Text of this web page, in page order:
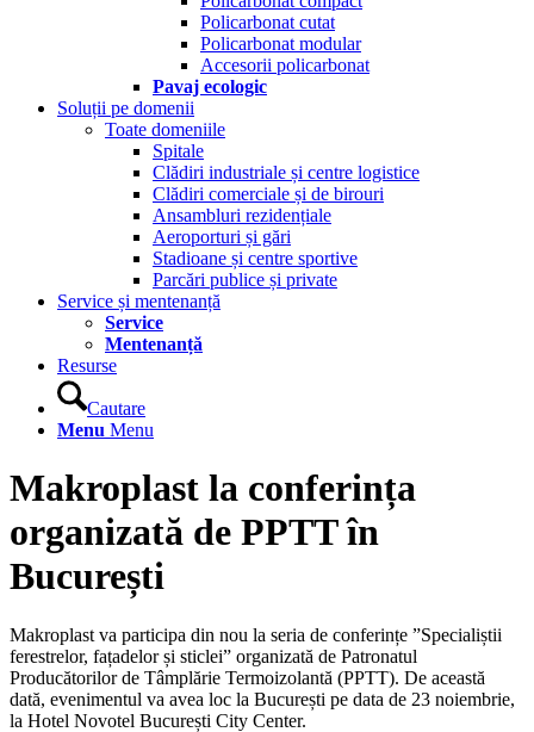
Policarbonat cutat
Policarbonat modular
Accesorii policarbonat
Pavaj ecologic
Soluții pe domenii
Toate domeniile
Spitale
Clădiri industriale și centre logistice
Clădiri comerciale și de birouri
Ansambluri rezidențiale
Aeroporturi și gări
Stadioane și centre sportive
Parcări publice și private
Service și mentenanță
Service
Mentenanță
Resurse
Cautare
Menu Menu
Makroplast la conferința
organizată de PPTT în
București
Makroplast va participa din nou la seria de conferințe ”Specialiștii
ferestrelor, fațadelor și sticlei” organizată de Patronatul
Producătorilor de Tâmplărie Termoizolantă (PPTT). De această
dată, evenimentul va avea loc la București pe data de 23 noiembrie,
la Hotel Novotel București City Center.